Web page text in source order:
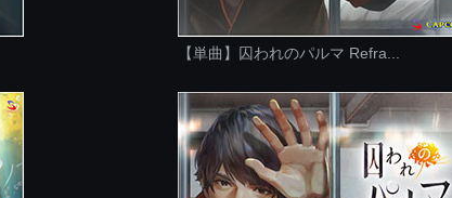
【単曲】囚われのパルマ Refra...